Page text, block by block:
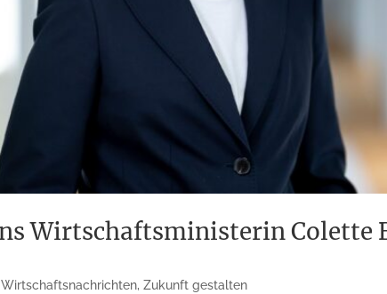
Wirtschaftsministerin Colette
Wirtschaftsnachrichten,Zukunft gestalten